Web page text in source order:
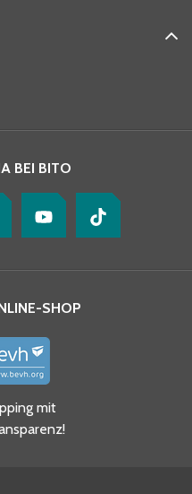
gelesen
diese.
BEI BITO
SHOP
mit